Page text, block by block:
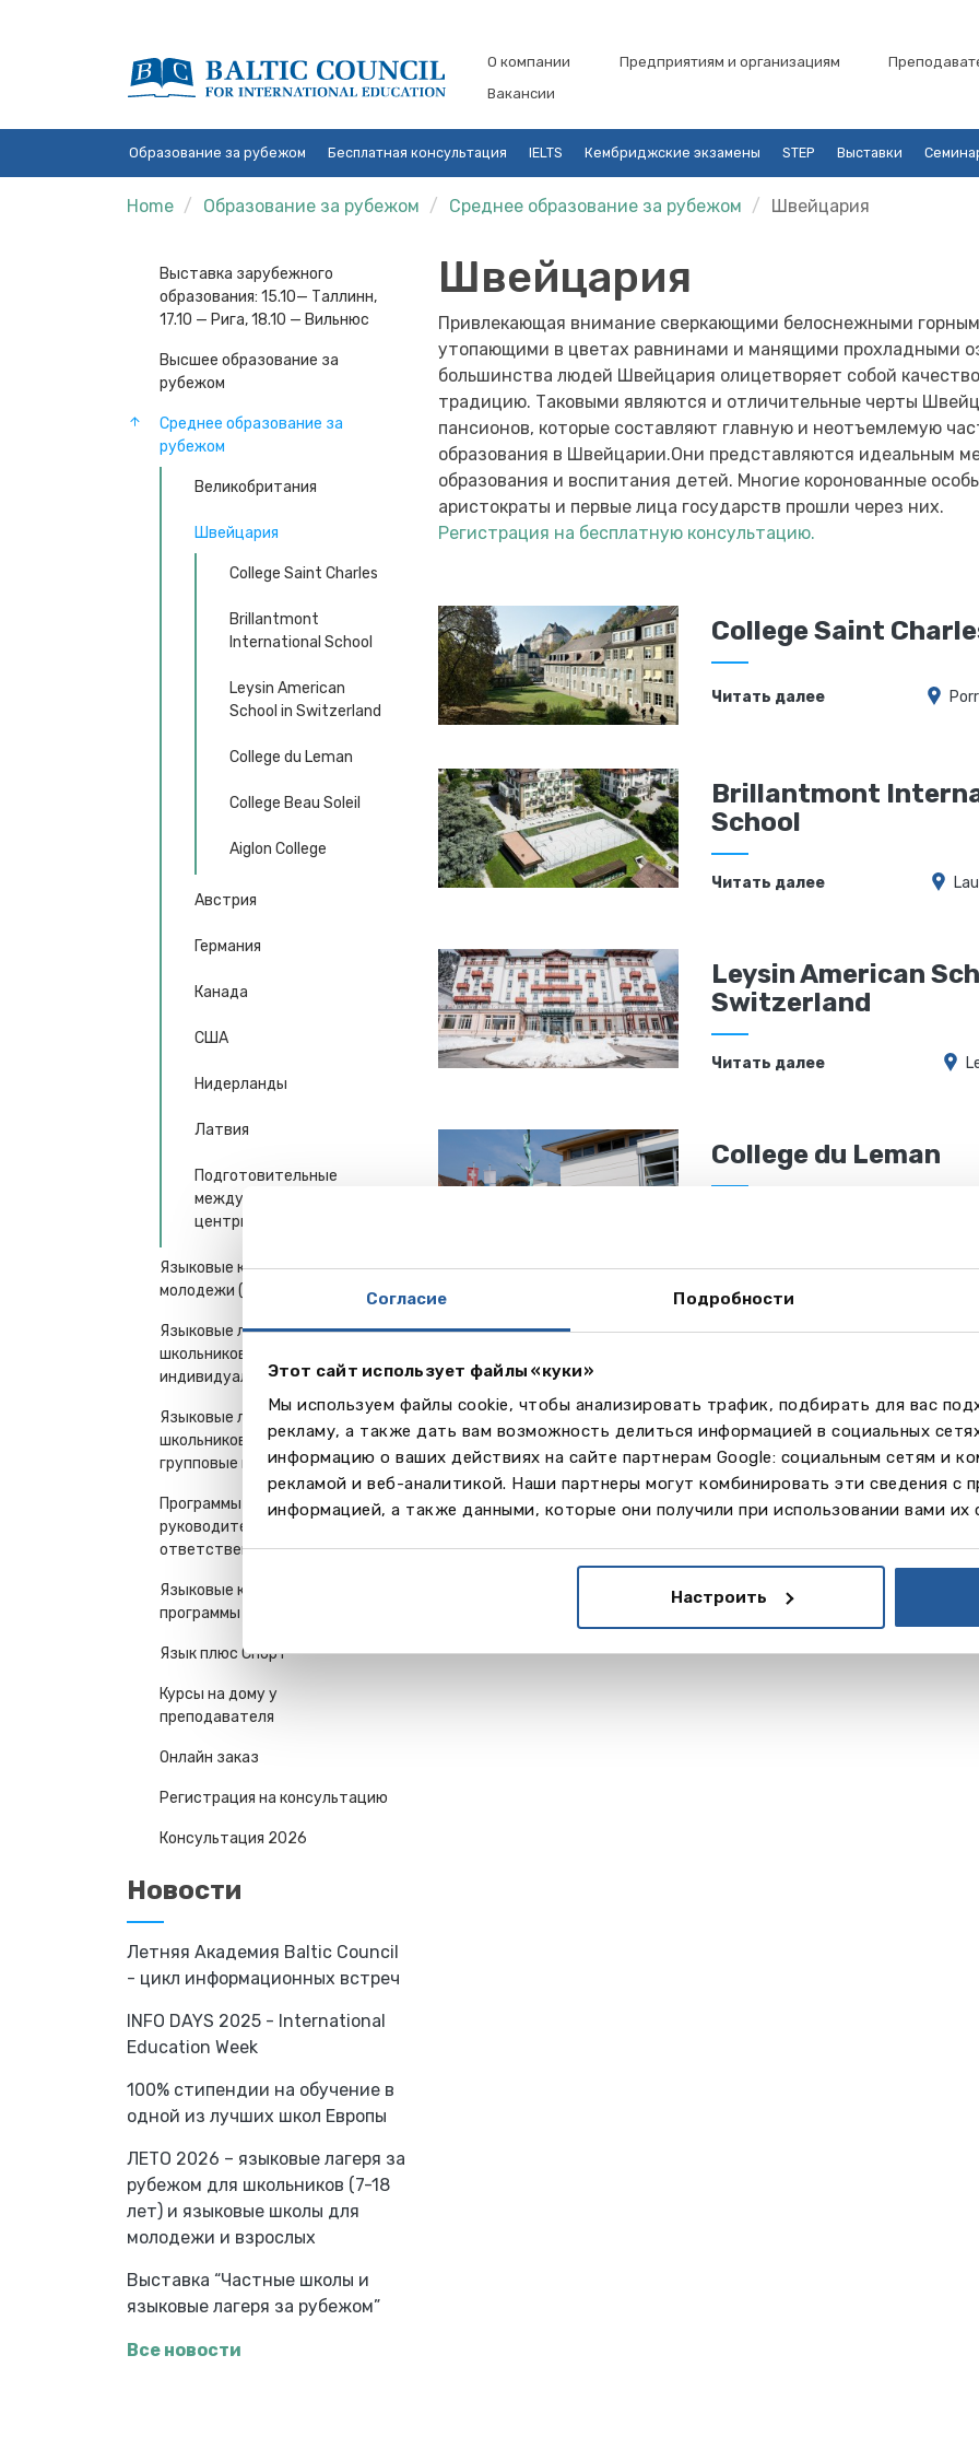
Согласие Подробности
Этот сайт использует файлы «куки»
Мы используем файлы cookie, чтобы анализировать трафик, подбирать для вас
рекламу, а также дать вам возможность делиться информацией в социальных
информацию о ваших действиях на сайте партнерам Google: социальным сетям и
рекламой и веб-аналитикой. Наши партнеры могут комбинировать эти сведения с
информацией, а также данными, которые они получили при использовании вами их
Настроить
О компании Предприятиям и организациям
Вакансии
Образование за рубежом Бесплатная консультация IELTS Кембриджские экзамены STEP Выставки
Home Образование за рубежом Среднее образование за рубежом Швейцария
Выставка зарубежного
образования: 15.10— Таллинн,
17.10 — Рига, 18.10 — Вильнюс
Высшее образование за
рубежом
Среднее образование за
рубежом
Великобритания
Швейцария
College Saint Charles
Brillantmont
International School
Leysin American
School in Switzerland
College du Leman
College Beau Soleil
Aiglon College
Австрия
Германия
Канада
США
Нидерланды
Латвия
Подготовительные
международные учебные
центры (Англия)
Языковые курсы для
молодежи (16+) и взрослых
Языковые лагеря, курсы для
школьников 7-18 лет-
индивидуальные поездки
Языковые лагеря, курсы для
школьников 7-18 лет -
групповые поездки
Программы для
руководителей и
ответственных работников
Языковые курсы - семейные
программы
Язык плюс Спорт
Курсы на дому у
преподавателя
Онлайн заказ
Регистрация на консультацию
Консультация 2026
Новости
Летняя Академия Baltic Council
- цикл информационных встреч
INFO DAYS 2025 - International
Education Week
100% стипендии на обучение в
одной из лучших школ Европы
ЛЕТО 2026 – языковые лагеря за
рубежом для школьников (7-18
лет) и языковые школы для
молодежи и взрослых
Выставка “Частные школы и
языковые лагеря за рубежом”
Все новости
Швейцария
Привлекающая внимание сверкающими белоснежными
утопающими в цветах равнинами и манящими прохладными
большинства людей Швейцария олицетворяет собой
традицию. Таковыми являются и отличительные черты
пансионов, которые составляют главную и неотъемлемую
образования в Швейцарии.Они представляются идеальным
образования и воспитания детей. Многие коронованные
аристократы и первые лица государств прошли через них.
Регистрация на бесплатную консультацию.
College Saint
Читать далее
Brillantmont
School
Читать далее
Leysin American
Switzerland
Читать далее
College du Leman
College Beau Soleil
Aiglon College
Читать далее